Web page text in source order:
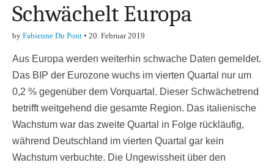
Finanzen,
Marketing-, Vertrieb-
& Investment-Tipps
Schwächelt Europa
by Fabienne Du Pont • 20. Februar 2019
Aus Europa werden weiterhin schwache Daten gemeldet.
Das BIP der Eurozone wuchs im vierten Quartal nur um
0,2 % gegenüber dem Vorquartal. Dieser Schwächetrend
betrifft weitgehend die gesamte Region. Das italienische
Wachstum war das zweite Quartal in Folge rückläufig,
während Deutschland im vierten Quartal gar kein
Wachstum verbuchte. Die Ungewissheit über den